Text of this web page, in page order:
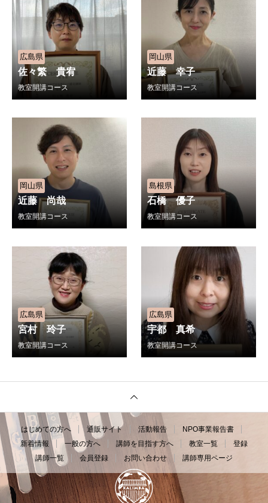
広島県
佐々繁 貴宥
教室開講コース
岡山県
近藤 幸子
教室開講コース
岡山県
近藤 尚哉
教室開講コース
島根県
石橋 優子
教室開講コース
広島県
宮村 玲子
教室開講コース
広島県
宇都 真希
教室開講コース
はじめての方へ 通販サイト 活動報告
NPO事業報告書
新着情報
一般の方へ 講師を目指す方へ 教室一覧
登録
講師一覧
会員登録 お問い合わせ 講師専用ページ